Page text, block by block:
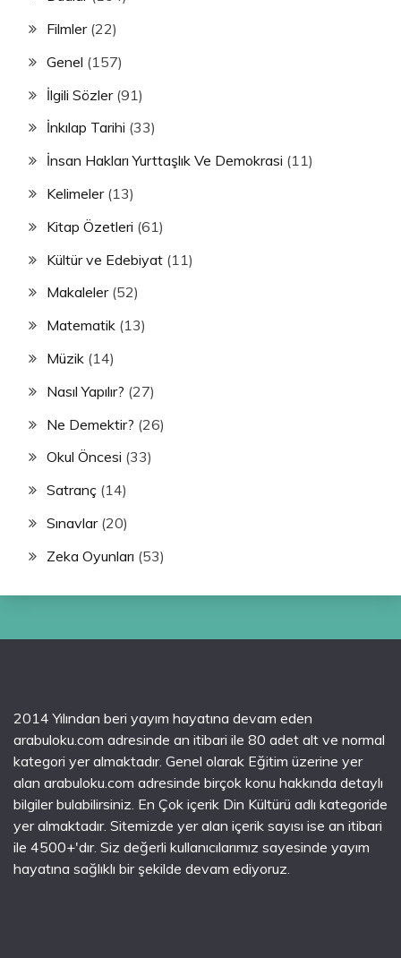
Filmler(22)
Genel (157)
İlgili Sözler(91)
İnkılap Tarihi (33)
İnsan Hakları Yurttaşlık Ve Demokrasi (11)
Kelimeler(13)
Kitap Özetleri (61)
Kültür ve Edebiyat (11)
Makaleler(52)
Matematik (13)
Müzik (14)
Nasıl Yapılır? (27)
Ne Demektir? (26)
Okul Öncesi (33)
Satranç (14)
Sınavlar(20)
Zeka Oyunları (53)
2014 Yılından beri yayım hayatına devam eden
arabuloku.com adresinde an itibari ile 80 adet alt ve normal
kategori yer almaktadır. Genel olarak Eğitim üzerine yer
alan arabuloku.com adresinde birçok konu hakkında detaylı
bilgiler bulabilirsiniz. En Çok içerik Din Kültürü adlı kategoride
yer almaktadır. Sitemizde yer alan içerik sayısı ise an itibari
ile 4500+'dır. Siz değerli kullanıcılarımız sayesinde yayım
hayatına sağlıklı bir şekilde devam ediyoruz.